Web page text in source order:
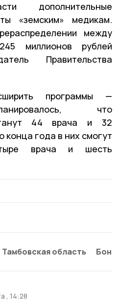
дополнительные
«земским» медикам.
между
миллионов рублей
Правительства
программы —
что
44 врача и 32
года в них смогут
врача и шесть
Тамбовская область
, 14:28